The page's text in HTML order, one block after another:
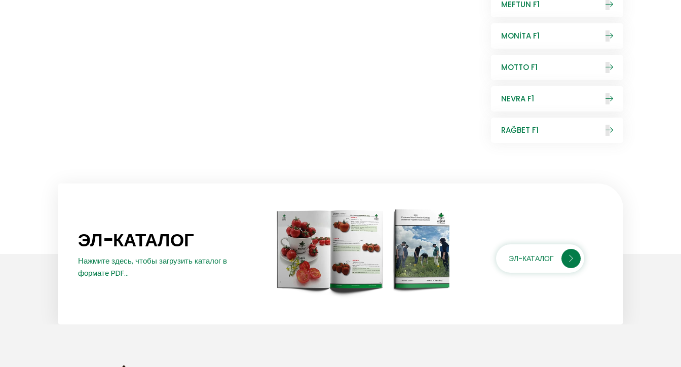
MEFTUN F1
MONİTA F1
MOTTO F1
NEVRA F1
RAĞBET F1
ЭЛ-КАТАЛОГ
Нажмите здесь, чтобы загрузить каталог в
формате PDF...
ЭЛ-КАТАЛОГ